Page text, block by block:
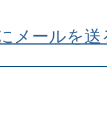
メールを送